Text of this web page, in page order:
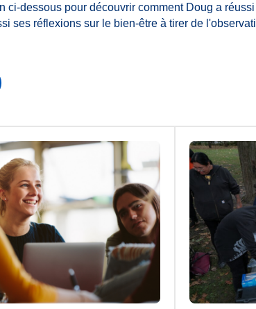
ci-dessous pour découvrir comment Doug a réussi
ses réflexions sur le bien-être à tirer de